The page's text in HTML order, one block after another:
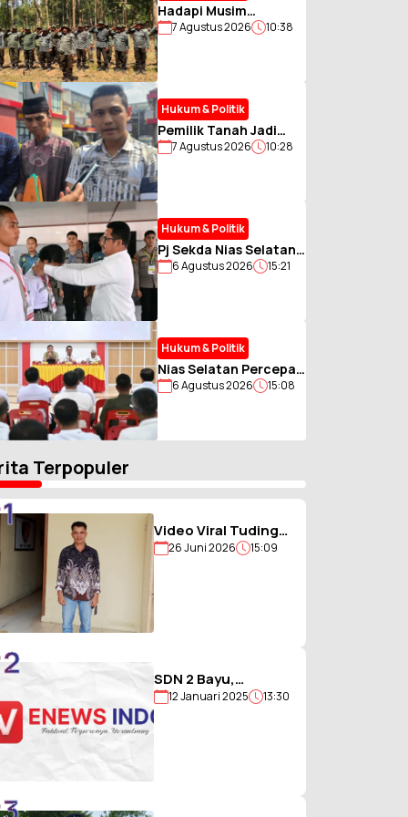
Hadapi Musim
Kemarau Perhutani
7 Agustus 2026 10:38
Hukum & Politik
Pemilik Tanah Jadi
Terlapor, Kuasa Hukum
7 Agustus 2026 10:28
Hukum & Politik
Pj Sekda Nias Selatan
Gembleng Calon
6 Agustus 2026 15:21
Hukum & Politik
Nias Selatan Percepat
Penataan Kawasan
Instansi
6 Agustus 2026 15:08
Terpopuler
Video Viral Tuding
Ikut Memukul,
26 Juni 2026 15:09
SDN 2 Bayu,
Sekolah Berjargon
12 Januari 2025 13:30